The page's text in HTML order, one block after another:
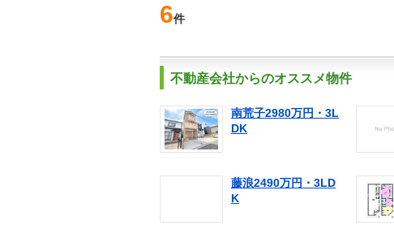
6件
不動産会社からのオススメ物件
南荒子2980万円・3L
DK
藤浪2490万円・3LD
K